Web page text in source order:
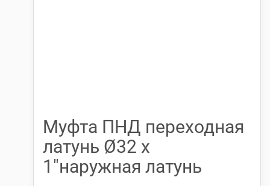
Муфта ПНД переходная
латунь Ø32 х
1″наружная латунь